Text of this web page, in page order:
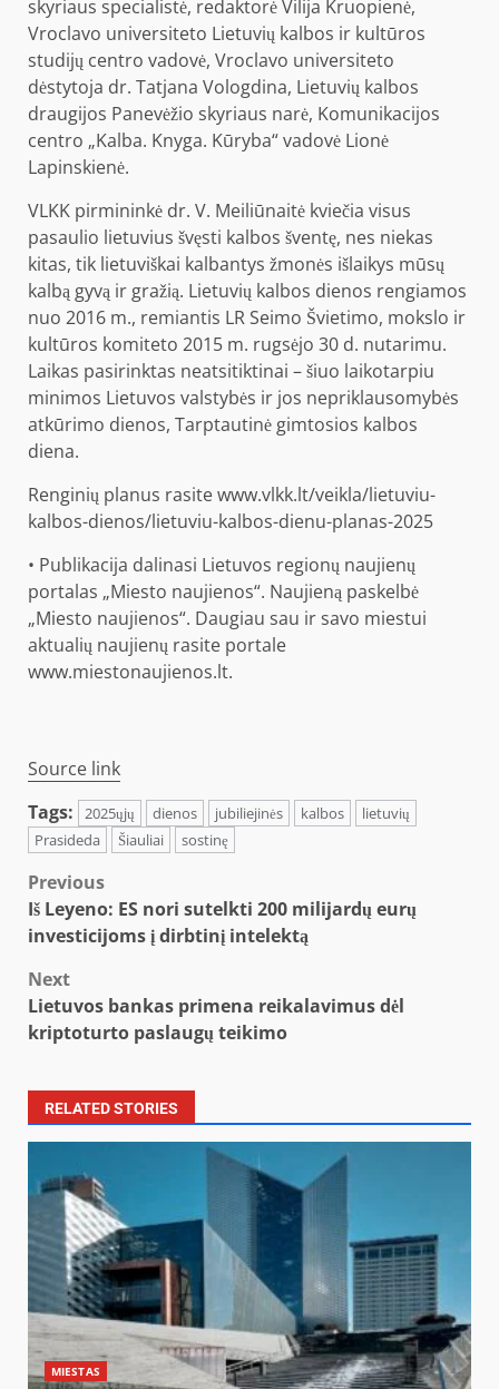
skyriaus specialistė, redaktorė Vilija Kruopienė,
Vroclavo universiteto Lietuvių kalbos ir kultūros
studijų centro vadovė, Vroclavo universiteto
dėstytoja dr. Tatjana Vologdina, Lietuvių kalbos
draugijos Panevėžio skyriaus narė, Komunikacijos
centro „Kalba. Knyga. Kūryba“ vadovė Lionė
Lapinskienė.
VLKK pirmininkė dr. V. Meiliūnaitė kviečia visus
pasaulio lietuvius švęsti kalbos šventę, nes niekas
kitas, tik lietuviškai kalbantys žmonės išlaikys mūsų
kalbą gyvą ir gražią. Lietuvių kalbos dienos rengiamos
nuo 2016 m., remiantis LR Seimo Švietimo, mokslo ir
kultūros komiteto 2015 m. rugsėjo 30 d. nutarimu.
Laikas pasirinktas neatsitiktinai – šiuo laikotarpiu
minimos Lietuvos valstybės ir jos nepriklausomybės
atkūrimo dienos, Tarptautinė gimtosios kalbos
diena.
Renginių planus rasite www.vlkk.lt/veikla/lietuviu-
kalbos-dienos/lietuviu-kalbos-dienu-planas-2025
• Publikacija dalinasi Lietuvos regionų naujienų
portalas „Miesto naujienos“. Naujieną paskelbė
„Miesto naujienos“. Daugiau sau ir savo miestui
aktualių naujienų rasite portale
www.miestonaujienos.lt.
Source link
Tags:
2025ųjų dienos jubiliejinės kalbos
lietuvių
Prasideda
Šiauliai sostinę
Post
navigation
Previous
Iš Leyeno: ES nori sutelkti 200 milijardų eurų
investicijoms į dirbtinį intelektą
Next
Lietuvos bankas primena reikalavimus dėl
kriptoturto paslaugų teikimo
RELATED STORIES
MIESTAS